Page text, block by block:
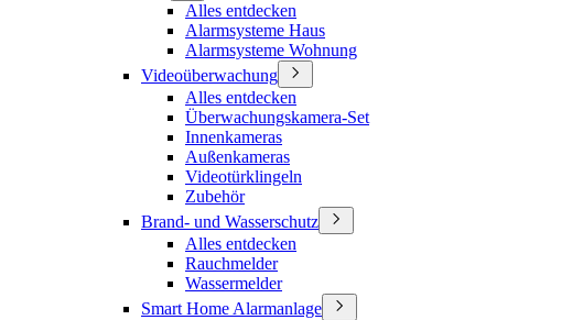
Alles entdecken
Alarmsysteme Haus
Alarmsysteme Wohnung
Videoüberwachung
Alles entdecken
Überwachungskamera-Set
Innenkameras
Außenkameras
Videotürklingeln
Zubehör
Brand- und Wasserschutz
Alles entdecken
Rauchmelder
Wassermelder
Smart Home Alarmanlage